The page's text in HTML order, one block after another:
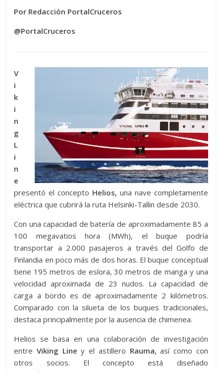
Por Redacción PortalCruceros
@PortalCruceros
V
i
k
i
n
g
L
i
n
e
presentó el concepto Helios, una nave completamente
eléctrica que cubrirá la ruta Helsinki-Tallin desde 2030.
Con una capacidad de batería de aproximadamente 85 a
100 megavatios hora (MWh), el buque podría
transportar a 2.000 pasajeros a través del Golfo de
Finlandia en poco más de dos horas. El buque conceptual
tiene 195 metros de eslora, 30 metros de manga y una
velocidad aproximada de 23 nudos. La capacidad de
carga a bordo es de aproximadamente 2 kilómetros.
Comparado con la silueta de los buques tradicionales,
destaca principalmente por la ausencia de chimenea.
Helios se basa en una colaboración de investigación
entreViking Line y el astillero Rauma, así como con
otros socios. El concepto está diseñado